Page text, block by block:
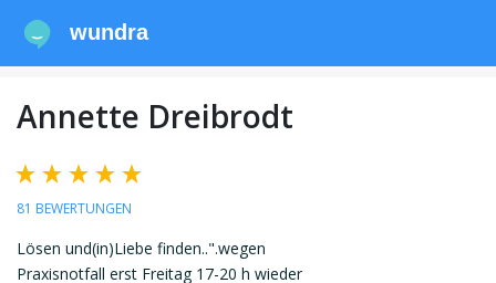
wundra
Annette Dreibrodt
81 BEWERTUNGEN
Lösen und(in)Liebe finden..".wegen
Praxisnotfall erst Freitag 17-20 h wieder